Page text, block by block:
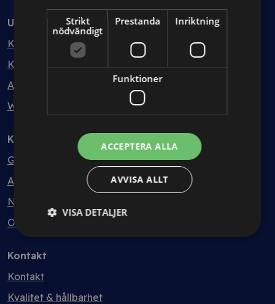
Utbildning
Kurser
Kurspaket
Abonnemang
Webbinarium
Kunskapsbank
Guider
Avtalsmallar
Nyheter
Ordlista
Kontakt
Kontakt
Kvalitet & hållbarhet
Strikt
nödvändigt
Prestanda Inriktning
Funktioner
ACCEPTERA ALLA
AVVISA ALLT
VISA DETALJER